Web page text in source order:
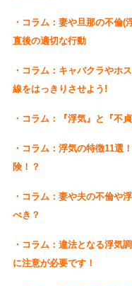
・コラム：妻や旦那の不倫
直後の適切な行動
・コラム：キャバクラやホ
線をはっきりさせよう!
・コラム：『浮気』と『不
・コラム：浮気の特徴11選
険！？
・コラム：妻や夫の不倫や
べき？
・コラム：違法となる浮
に注意が必要です！